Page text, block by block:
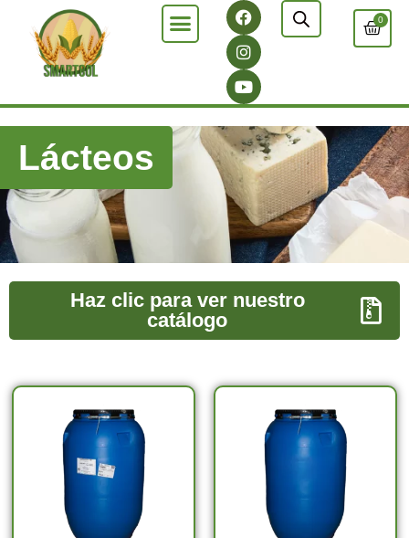
0
Lácteos
Haz clic para ver nuestro
catálogo